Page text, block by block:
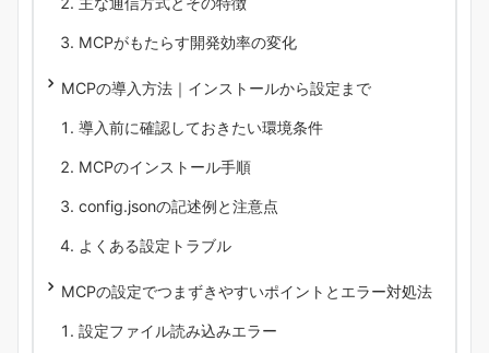
MCPがもたらす開発効率の変化
MCPの導入方法｜インストールから設定まで
導入前に確認しておきたい環境条件
MCPのインストール手順
config.jsonの記述例と注意点
よくある設定トラブル
MCPの設定でつまずきやすいポイントとエラー対処法
設定ファイル読み込みエラー